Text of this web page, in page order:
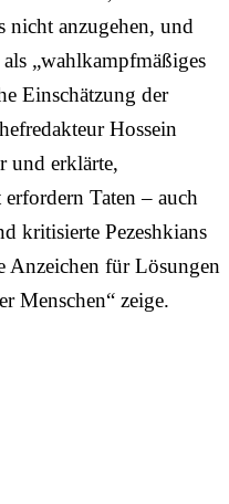
nicht anzugehen, und
„wahlkampfmäßiges
Einschätzung der
Hossein
und erklärte,
Taten – auch
kritisierte Pezeshkians
Anzeichen für Lösungen
Menschen“ zeige.